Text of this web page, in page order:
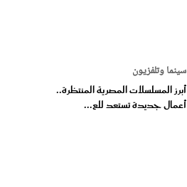
سينما وتلفزيون
أبرز المسلسلات المصرية المنتظرة..
أعمال جديدة تستعد للع...